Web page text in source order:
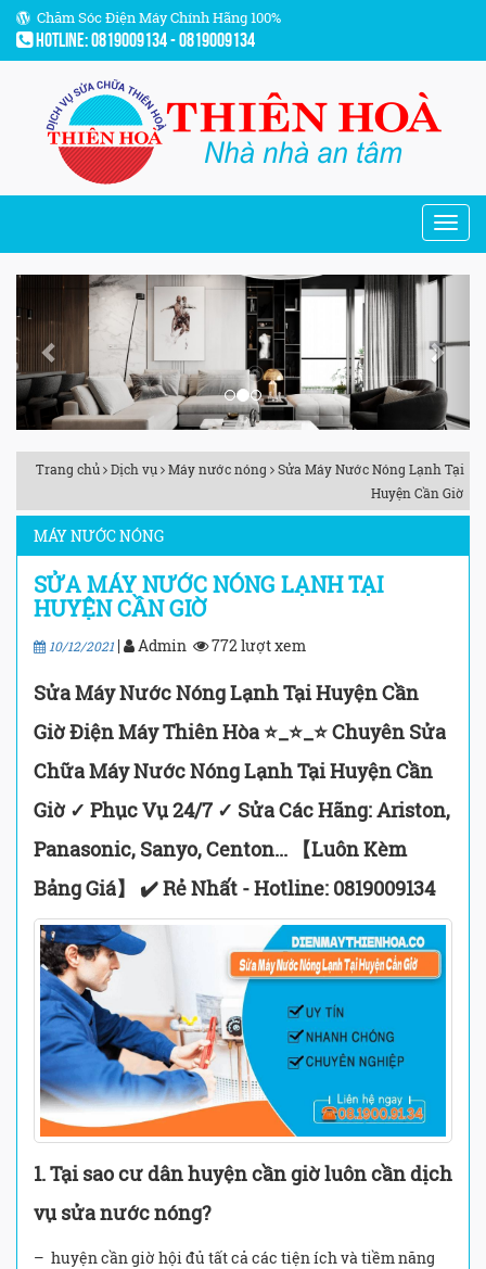
Chăm Sóc Điện Máy Chính Hãng 100%
Hotline: 0819009134 - 0819009134
Previous Next
Trang chủ Dịch vụ Máy nước nóng
Sửa Máy Nước Nóng Lạnh Tại
Huyện Cần Giờ
MÁY NƯỚC NÓNG
SỬA MÁY NƯỚC NÓNG LẠNH TẠI
HUYỆN CẦN GIỜ
10/12/2021 | Admin 772 lượt xem
Sửa Máy Nước Nóng Lạnh Tại Huyện Cần
Giờ Điện Máy Thiên Hòa ⭐_⭐_⭐ Chuyên Sửa
Chữa Máy Nước Nóng Lạnh Tại Huyện Cần
Giờ ✓ Phục Vụ 24/7 ✓ Sửa Các Hãng: Ariston,
Panasonic, Sanyo, Centon... 【Luôn Kèm
Bảng Giá】 ✔️ Rẻ Nhất - Hotline: 0819009134
1. Tại sao cư dân huyện cần giờ luôn cần dịch
vụ sửa nước nóng?
– huyện cần giờ hội đủ tất cả các tiện ích và tiềm năng